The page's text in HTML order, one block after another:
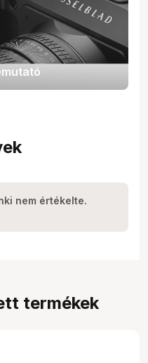
nem értékelte.
termékek